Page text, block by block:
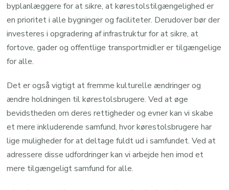
byplanlæggere for at sikre, at kørestolstilgængelighed er
en prioritet i alle bygninger og faciliteter. Derudover bør der
investeres i opgradering af infrastruktur for at sikre, at
fortove, gader og offentlige transportmidler er tilgængelige
for alle.
Det er også vigtigt at fremme kulturelle ændringer og
ændre holdningen til kørestolsbrugere. Ved at øge
bevidstheden om deres rettigheder og evner kan vi skabe
et mere inkluderende samfund, hvor kørestolsbrugere har
lige muligheder for at deltage fuldt ud i samfundet. Ved at
adressere disse udfordringer kan vi arbejde hen imod et
mere tilgængeligt samfund for alle.